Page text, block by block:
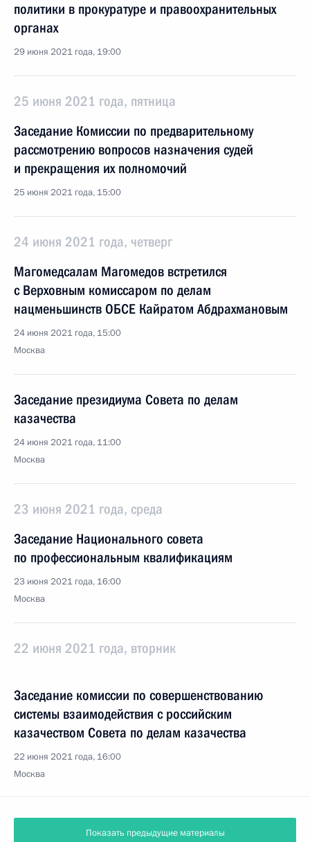
политики в прокуратуре и правоохранительных
органах
29 июня 2021 года, 19:00
25 июня 2021 года, пятница
Заседание Комиссии по предварительному
рассмотрению вопросов назначения судей
и прекращения их полномочий
25 июня 2021 года, 15:00
24 июня 2021 года, четверг
Магомедсалам Магомедов встретился
с Верховным комиссаром по делам
нацменьшинств ОБСЕ Кайратом Абдрахмановым
24 июня 2021 года, 15:00
Москва
Заседание президиума Совета по делам
казачества
24 июня 2021 года, 11:00
Москва
23 июня 2021 года, среда
Заседание Национального совета
по профессиональным квалификациям
23 июня 2021 года, 16:00
Москва
22 июня 2021 года, вторник
Заседание комиссии по совершенствованию
системы взаимодействия с российским
казачеством Совета по делам казачества
22 июня 2021 года, 16:00
Москва
Показать предыдущие материалы